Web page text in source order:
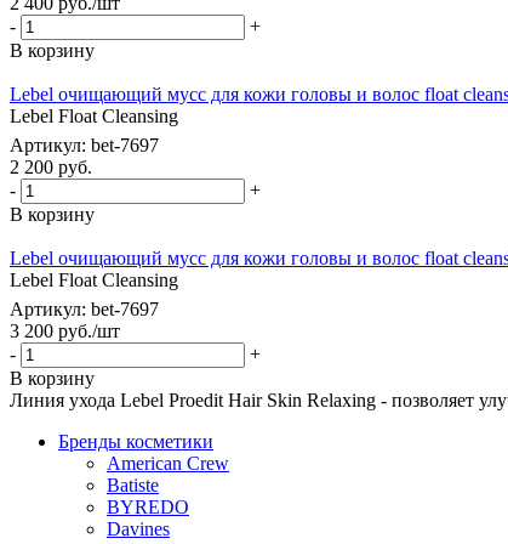
-
+
В корзину
Lebel очищающий мусс для кожи головы и волос float
Lebel Float Cleansing
Артикул: bet-7697
2 200 руб.
-
+
В корзину
Lebel очищающий мусс для кожи головы и волос float
Lebel Float Cleansing
Артикул: bet-7697
3 200 руб./шт
-
+
В корзину
Линия ухода Lebel Proedit Hair Skin Relaxing - позволяет
Бренды косметики
American Crew
Batiste
BYREDO
Davines